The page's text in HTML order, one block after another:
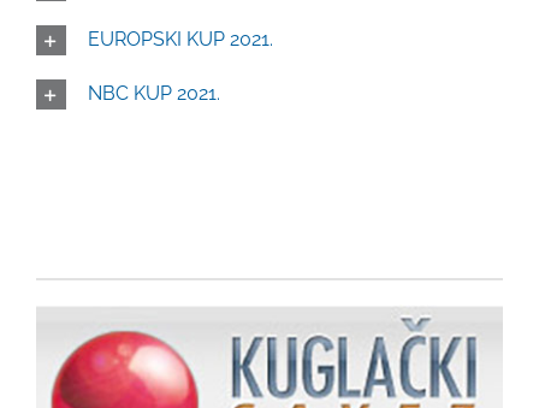
EUROPSKI KUP 2021.
NBC KUP 2021.